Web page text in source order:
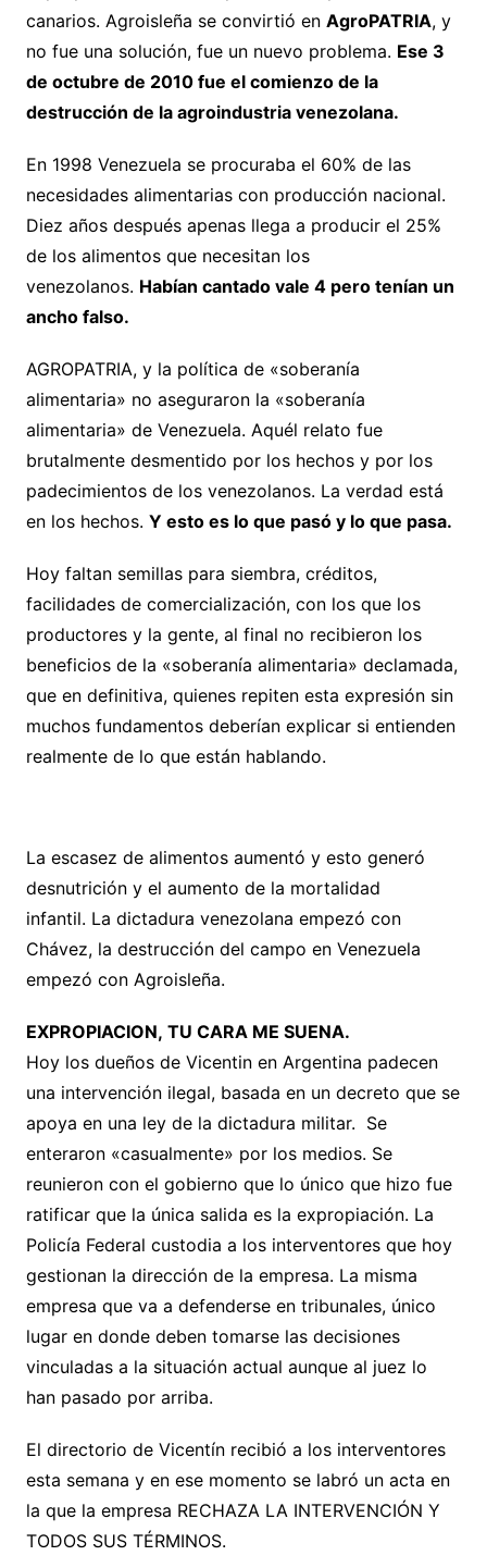
canarios. Agroisleña se convirtió en AgroPATRIA, y
no fue una solución, fue un nuevo problema. Ese 3
de octubre de 2010 fue el comienzo de la
destrucción de la agroindustria venezolana.
En 1998 Venezuela se procuraba el 60% de las
necesidades alimentarias con producción nacional.
Diez años después apenas llega a producir el 25%
de los alimentos que necesitan los
venezolanos. Habían cantado vale 4 pero tenían un
ancho falso.
AGROPATRIA, y la política de «soberanía
alimentaria» no aseguraron la «soberanía
alimentaria» de Venezuela. Aquél relato fue
brutalmente desmentido por los hechos y por los
padecimientos de los venezolanos. La verdad está
en los hechos. Y esto es lo que pasó y lo que pasa.
Hoy faltan semillas para siembra, créditos,
facilidades de comercialización, con los que los
productores y la gente, al final no recibieron los
beneficios de la «soberanía alimentaria» declamada,
que en definitiva, quienes repiten esta expresión sin
muchos fundamentos deberían explicar si entienden
realmente de lo que están hablando.
La escasez de alimentos aumentó y esto generó
desnutrición y el aumento de la mortalidad
infantil. La dictadura venezolana empezó con
Chávez, la destrucción del campo en Venezuela
empezó con Agroisleña.
EXPROPIACION, TU CARA ME SUENA.
Hoy los dueños de Vicentin en Argentina padecen
una intervención ilegal, basada en un decreto que se
apoya en una ley de la dictadura militar. Se
enteraron «casualmente» por los medios. Se
reunieron con el gobierno que lo único que hizo fue
ratificar que la única salida es la expropiación. La
Policía Federal custodia a los interventores que hoy
gestionan la dirección de la empresa. La misma
empresa que va a defenderse en tribunales, único
lugar en donde deben tomarse las decisiones
vinculadas a la situación actual aunque al juez lo
han pasado por arriba.
El directorio de Vicentín recibió a los interventores
esta semana y en ese momento se labró un acta en
la que la empresa RECHAZA LA INTERVENCIÓN Y
TODOS SUS TÉRMINOS.